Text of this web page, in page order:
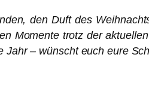
den Duft des
Momente trotz der
– wünscht euch eure